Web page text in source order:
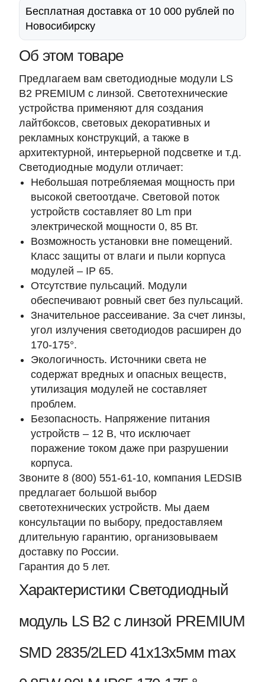
Бесплатная доставка от 10 000 рублей по
Новосибирску
Об этом товаре
Предлагаем вам светодиодные модули LS
B2 PREMIUM с линзой. Светотехнические
устройства применяют для создания
лайтбоксов, световых декоративных и
рекламных конструкций, а также в
архитектурной, интерьерной подсветке и т.д.
Светодиодные модули отличает:
Небольшая потребляемая мощность при
высокой светоотдаче. Световой поток
устройств составляет 80 Lm при
электрической мощности 0, 85 Вт.
Возможность установки вне помещений.
Класс защиты от влаги и пыли корпуса
модулей – IP 65.
Отсутствие пульсаций. Модули
обеспечивают ровный свет без пульсаций.
Значительное рассеивание. За счет линзы,
угол излучения светодиодов расширен до
170-175°.
Экологичность. Источники света не
содержат вредных и опасных веществ,
утилизация модулей не составляет
проблем.
Безопасность. Напряжение питания
устройств – 12 В, что исключает
поражение током даже при разрушении
корпуса.
Звоните 8 (800) 551-61-10, компания LEDSIB
предлагает большой выбор
светотехнических устройств. Мы даем
консультации по выбору, предоставляем
длительную гарантию, организовываем
доставку по России.
Гарантия до 5 лет.
Характеристики Светодиодный
модуль LS B2 с линзой PREMIUM
SMD 2835/2LED 41х13х5мм max